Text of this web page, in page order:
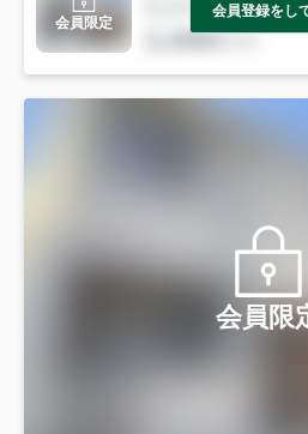
会員限定
会員登録をし
会員限